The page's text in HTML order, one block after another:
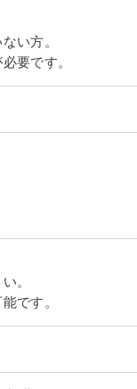
い方。
要です。
。
です。